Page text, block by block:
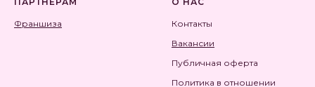
Франшиза
Контакты
Вакансии
Публичная оферта
Политика в отношении